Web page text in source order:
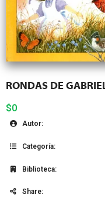
RONDAS DE
$0
Autor:
Categoría:
Biblioteca:
Share: